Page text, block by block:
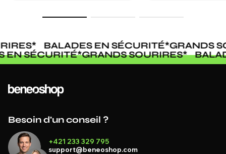
* BALADES EN SÉCURITÉ*GRANDS
EN SÉCURITÉ*GRANDS SOURIRES*
Besoin d'un conseil ?
+421 233 329 795
support@beneoshop.com